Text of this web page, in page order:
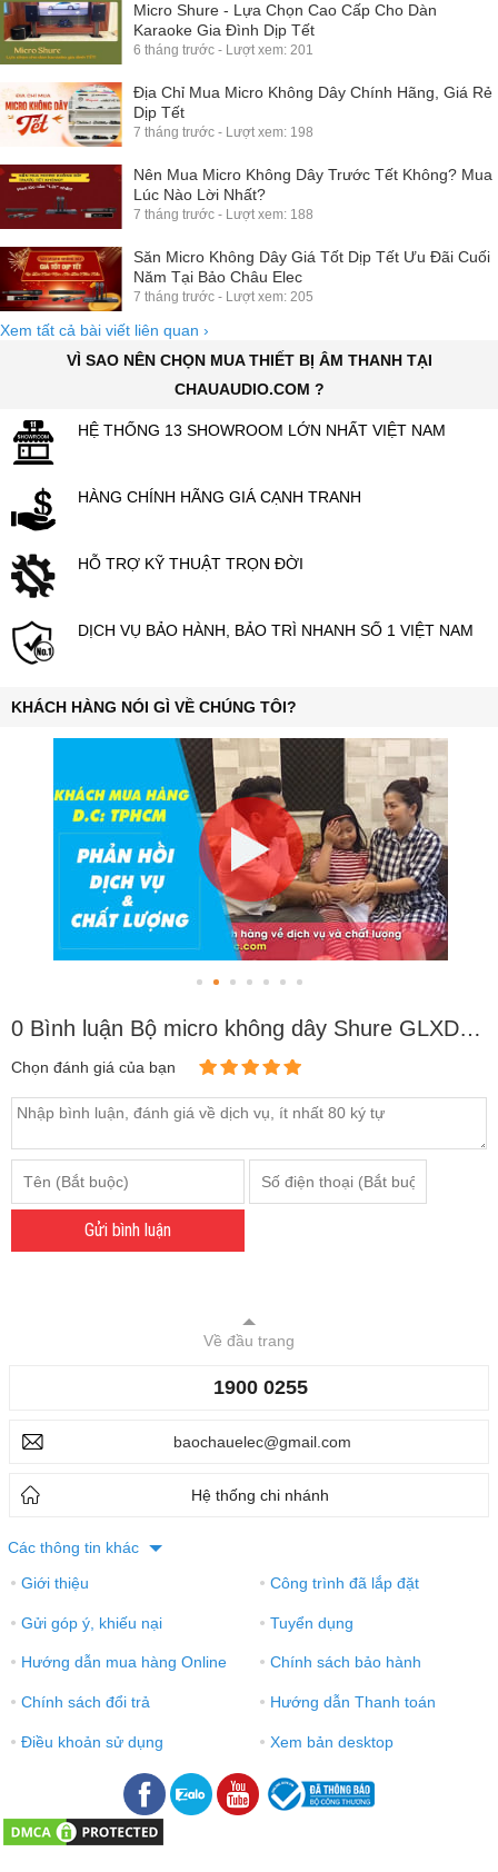
Micro Shure - Lựa Chọn Cao Cấp Cho Dàn
Karaoke Gia Đình Dịp Tết
6 tháng trước - Lượt xem: 201
Địa Chỉ Mua Micro Không Dây Chính Hãng, Giá Rẻ
Dịp Tết
7 tháng trước - Lượt xem: 198
Nên Mua Micro Không Dây Trước Tết Không? Mua
Lúc Nào Lời Nhất?
7 tháng trước - Lượt xem: 188
Săn Micro Không Dây Giá Tốt Dịp Tết Ưu Đãi Cuối
Năm Tại Bảo Châu Elec
7 tháng trước - Lượt xem: 205
Xem tất cả bài viết liên quan ›
VÌ SAO NÊN CHỌN MUA THIẾT BỊ ÂM THANH TẠI
CHAUAUDIO.COM ?
HỆ THỐNG 13 SHOWROOM LỚN NHẤT VIỆT NAM
HÀNG CHÍNH HÃNG GIÁ CẠNH TRANH
HỖ TRỢ KỸ THUẬT TRỌN ĐỜI
DỊCH VỤ BẢO HÀNH, BẢO TRÌ NHANH SỐ 1 VIỆT NAM
KHÁCH HÀNG NÓI GÌ VỀ CHÚNG TÔI?
0 Bình luận Bộ micro không dây Shure GLXD24A/Beta87A (1mic)
Chọn đánh giá của bạn
Gửi bình luận
Về đầu trang
1900 0255
baochauelec@gmail.com
Hệ thống chi nhánh
Các thông tin khác
● Giới thiệu ● Công trình đã lắp đặt
● Gửi góp ý, khiếu nại ● Tuyển dụng
● Hướng dẫn mua hàng Online ● Chính sách bảo hành
● Chính sách đổi trả ● Hướng dẫn Thanh toán
● Điều khoản sử dụng ● Xem bản desktop